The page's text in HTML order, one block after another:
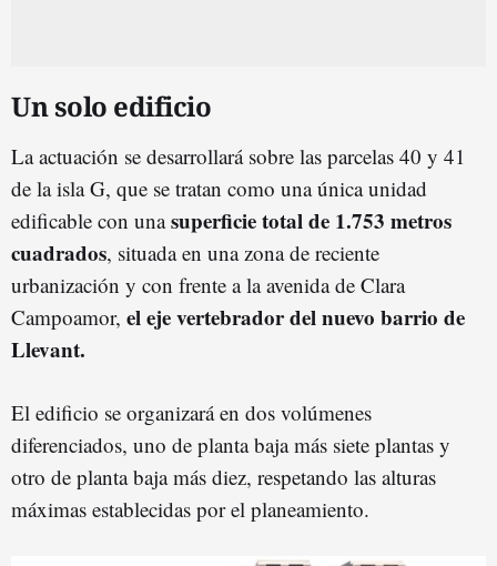
Un solo edificio
La actuación se desarrollará sobre las parcelas 40 y 41
de la isla G, que se tratan como una única unidad
edificable con unasuperficie total de 1.753 metros
cuadrados, situada en una zona de reciente
urbanización y con frente a la avenida de Clara
Campoamor, el eje vertebrador del nuevo barrio de
Llevant.
El edificio se organizará en dos volúmenes
diferenciados, uno de planta baja más siete plantas y
otro de planta baja más diez, respetando las alturas
máximas establecidas por el planeamiento.